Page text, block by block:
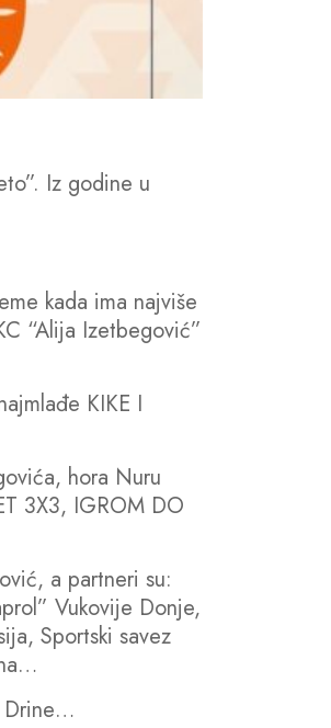
Iz godine u
kada ima najviše
“Alija Izetbegović”
KIKE I
hora Nuru
3X3, IGROM DO
a partneri su:
Vukovije Donje,
Sportski savez
Drine…